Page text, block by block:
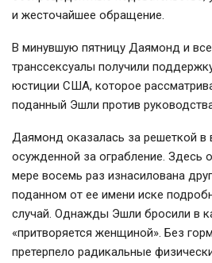
и жесточайшее обращение.
В минувшую пятницу Даямонд и
транссексуалы получили
юстиции США, которое
поданный Эшли против
Даямонд оказалась за решеткой в
осужденной за ограбление. Здесь
мере восемь раз изнасилована
поданном от ее имени иске
случай. Однажды Эшли бросили в
«притворяется женщиной». Без
претерпело радикальные